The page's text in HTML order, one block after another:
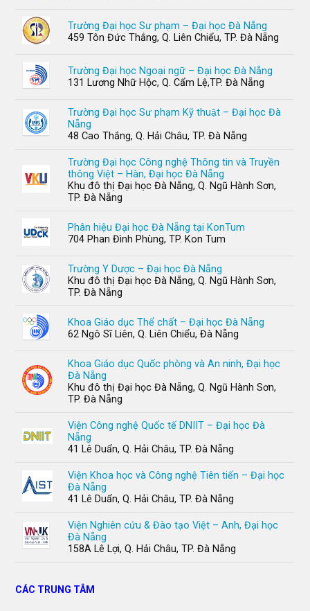
Trường Đại học Sư phạm – Đại học Đà Nẵng
459 Tôn Đức Thắng, Q. Liên Chiểu, TP. Đà Nẵng
Trường Đại học Ngoại ngữ – Đại học Đà Nẵng
131 Lương Nhữ Hộc, Q. Cẩm Lệ,TP. Đà Nẵng
Trường Đại học Sư phạm Kỹ thuật – Đại học Đà
Nẵng
48 Cao Thắng, Q. Hải Châu, TP. Đà Nẵng
Trường Đại học Công nghệ Thông tin và Truyền
thông Việt – Hàn, Đại học Đà Nẵng
Khu đô thị Đại học Đà Nẵng, Q. Ngũ Hành Sơn,
TP. Đà Nẵng
Phân hiệu Đại học Đà Nẵng tại KonTum
704 Phan Đình Phùng, TP. Kon Tum
Trường Y Dược – Đại học Đà Nẵng
Khu đô thị Đại học Đà Nẵng, Q. Ngũ Hành Sơn,
TP. Đà Nẵng
Khoa Giáo dục Thể chất – Đại học Đà Nẵng
62 Ngô Sĩ Liên, Q. Liên Chiểu, Đà Nẵng
Khoa Giáo dục Quốc phòng và An ninh, Đại học
Đà Nẵng
Khu đô thị Đại học Đà Nẵng, Q. Ngũ Hành Sơn,
TP. Đà Nẵng
Viện Công nghệ Quốc tế DNIIT – Đại học Đà
Nẵng
41 Lê Duẩn, Q. Hải Châu, TP. Đà Nẵng
Viện Khoa học và Công nghệ Tiên tiến – Đại học
Đà Nẵng
41 Lê Duẩn, Q. Hải Châu, TP. Đà Nẵng
Viện Nghiên cứu & Đào tạo Việt – Anh, Đại học
Đà Nẵng
158A Lê Lợi, Q. Hải Châu, TP. Đà Nẵng
CÁC TRUNG TÂM